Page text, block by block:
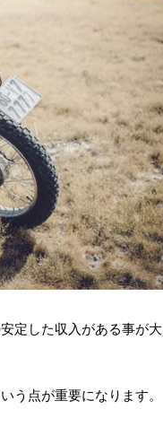
定した収入がある事が大
う点が重要になります。